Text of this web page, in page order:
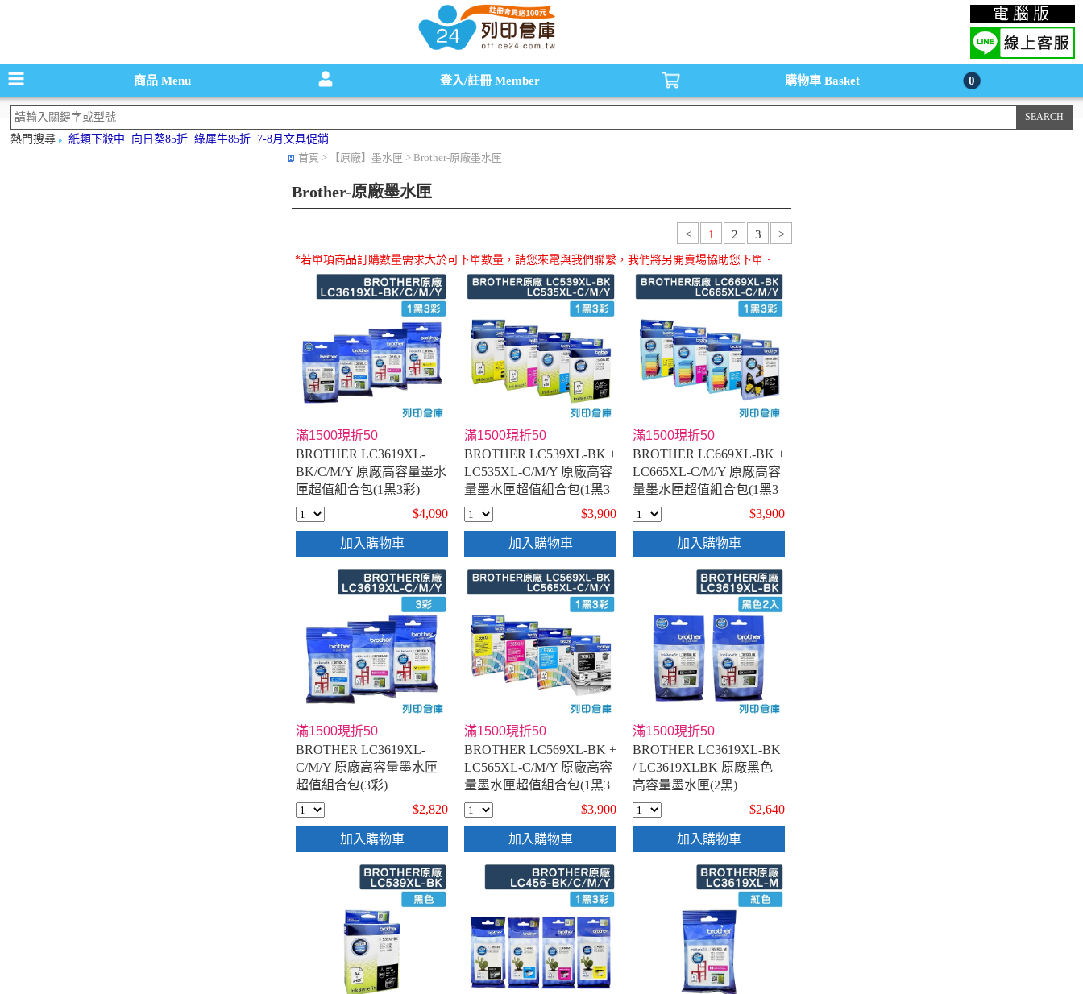
碳粉匣，墨水匣,原廠碳粉匣，副廠碳粉匣，環保碳粉匣,連續供墨印表機-office24列印倉庫線上購物手機版 電腦版
商品Menu 登入/註冊 Member 購物車 Basket 0
熱門搜尋 紙類下殺中 向日葵85折 綠犀牛85折 7-8月文具促銷
首頁 > 【原廠】墨水匣 > Brother-原廠墨水匣
Brother-原廠墨水匣
< 1 2 3 >
*若單項商品訂購數量需求大於可下單數量，請您來電與我們聯繫，我們將另開賣場協助您下單．
滿1500現折50
BROTHER LC3619XL-
BK/C/M/Y 原廠高容量墨水
匣超值組合包(1黑3彩)
$4,090
加入購物車
滿1500現折50
BROTHER LC539XL-BK +
LC535XL-C/M/Y 原廠高容
量墨水匣超值組合包(1黑3
彩)
$3,900
加入購物車
滿1500現折50
BROTHER LC669XL-BK +
LC665XL-C/M/Y 原廠高容
量墨水匣超值組合包(1黑3
彩)
$3,900
加入購物車
滿1500現折50
BROTHER LC3619XL-
C/M/Y 原廠高容量墨水匣
超值組合包(3彩)
$2,820
加入購物車
滿1500現折50
BROTHER LC569XL-BK +
LC565XL-C/M/Y 原廠高容
量墨水匣超值組合包(1黑3
彩)
$3,900
加入購物車
滿1500現折50
BROTHER LC3619XL-BK
/ LC3619XLBK 原廠黑色
高容量墨水匣(2黑)
$2,640
加入購物車